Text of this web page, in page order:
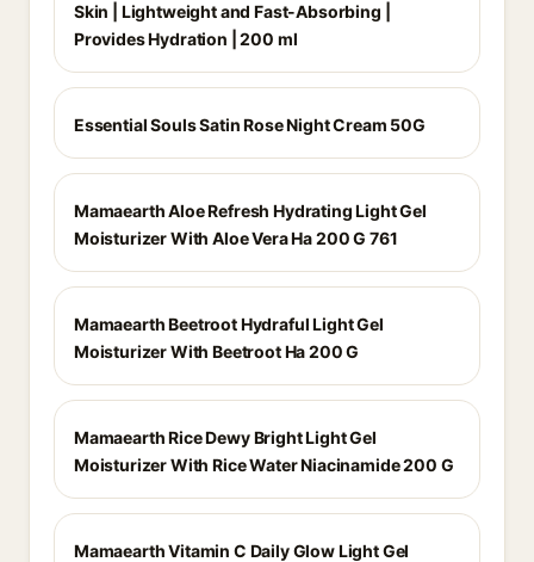
Skin | Lightweight and Fast-Absorbing |
Provides Hydration | 200 ml
Essential Souls Satin Rose Night Cream 50G
Mamaearth Aloe Refresh Hydrating Light Gel
Moisturizer With Aloe Vera Ha 200 G 761
Mamaearth Beetroot Hydraful Light Gel
Moisturizer With Beetroot Ha 200 G
Mamaearth Rice Dewy Bright Light Gel
Moisturizer With Rice Water Niacinamide 200 G
Mamaearth Vitamin C Daily Glow Light Gel